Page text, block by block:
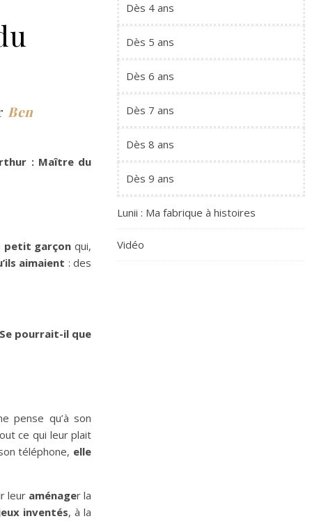
Ben
: Maître du
petit garçon qui,
aimaient : des
Se pourrait-il que
pense qu’à son
ce qui leur plait
téléphone, elle
leur aménager la
inventés, à la
Dès 4 ans
Dès 5 ans
Dès 6 ans
Dès 7 ans
Dès 8 ans
Dès 9 ans
Lunii : Ma fabrique à histoires
Vidéo